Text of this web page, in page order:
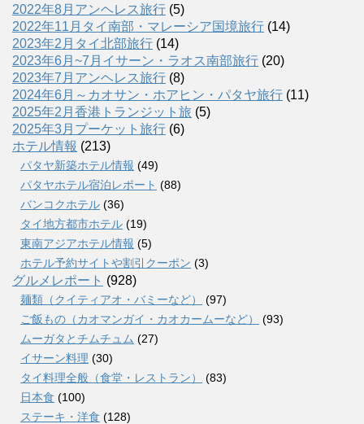
2022年8月アンヘレス旅行 (5)
2022年11月タイ南部・マレーシア国境旅行 (14)
2023年2月タイ北部旅行 (14)
2023年6月~7月イサーン・ラオス南部旅行 (20)
2023年7月アンヘレス旅行 (8)
2024年6月～カオサン・ホアヒン・パタヤ旅行 (11)
2025年2月香港トランジット旅 (5)
2025年3月プーケット旅行 (6)
ホテル情報 (213)
パタヤ新築ホテル情報 (49)
パタヤホテル宿泊レポート (88)
バンコクホテル (36)
タイ地方都市ホテル (19)
東南アジアホテル情報 (5)
ホテル予約サイトや割引クーポン (3)
グルメレポート (928)
麺類（クイティアオ・バミーなど）
(97)
ご飯もの（カオマンガイ・カオカームーなど）
(93)
ムーガタとチムチュム (27)
イサーン料理 (30)
タイ料理全般（食堂・レストラン）
(83)
日本食 (100)
ステーキ・洋食 (128)